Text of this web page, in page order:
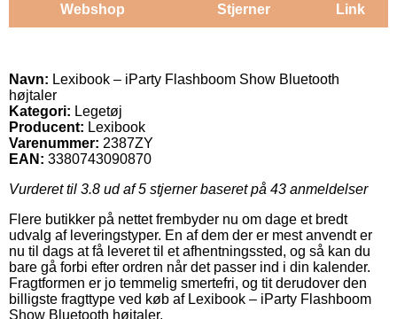
Webshop Stjerner Link
Navn: Lexibook – iParty Flashboom Show Bluetooth
højtaler
Kategori: Legetøj
Producent: Lexibook
Varenummer: 2387ZY
EAN: 3380743090870
Vurderet til 3.8 ud af 5 stjerner baseret på 43 anmeldelser
Flere butikker på nettet frembyder nu om dage et bredt
udvalg af leveringstyper. En af dem der er mest anvendt er
nu til dags at få leveret til et afhentningssted, og så kan du
bare gå forbi efter ordren når det passer ind i din kalender.
Fragtformen er jo temmelig smertefri, og tit derudover den
billigste fragttype ved køb af Lexibook – iParty Flashboom
Show Bluetooth højtaler.